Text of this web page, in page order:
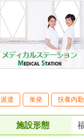
派遣 単発 扶養内
施設形態